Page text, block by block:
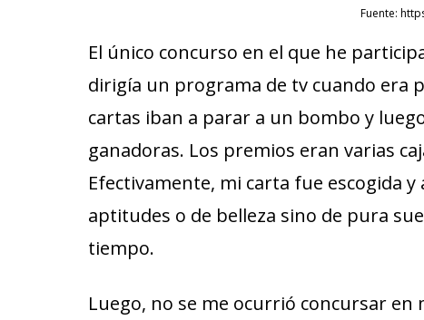
Fuente:
El único concurso en el que he
dirigía un programa de tv cuando era
cartas iban a parar a un bombo y
ganadoras. Los premios eran varias
Efectivamente, mi carta fue escogida
aptitudes o de belleza sino de pura
tiempo.
Luego, no se me ocurrió concursar en